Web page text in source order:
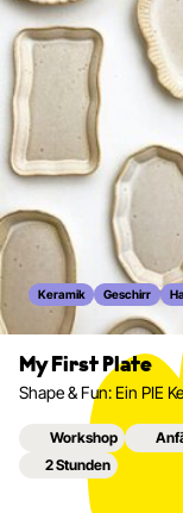
Keramik Geschirr
My First Plate
Shape & Fun: Ein PIE
Workshop
2 Stunden